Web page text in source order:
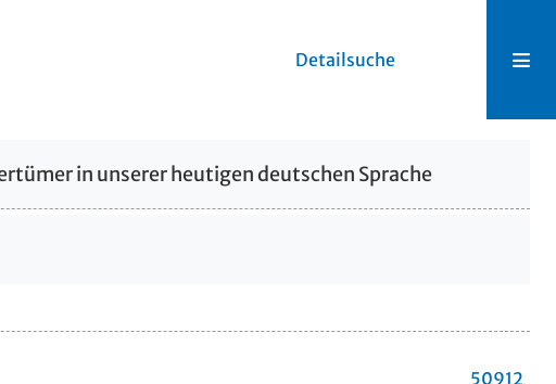
Detailsuche
in unserer heutigen deutschen Sprache
50912